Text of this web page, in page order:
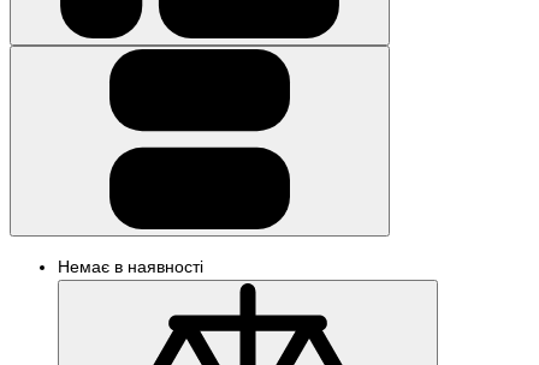
Немає в наявності